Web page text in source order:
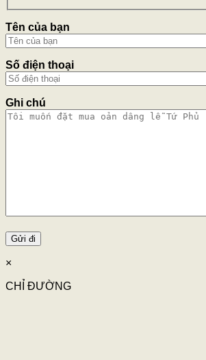
Tên của bạn
Số điện thoại
Ghi chú
×
CHỈ ĐƯỜNG